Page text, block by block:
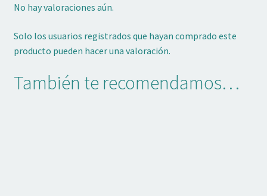
No hay valoraciones aún.
Solo los usuarios registrados que hayan comprado este
producto pueden hacer una valoración.
También te recomendamos…